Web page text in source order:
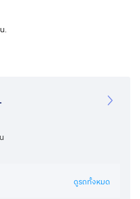
กว่า 20 สถาบันการเงิน
มีรถให้ใช้ระหว่างซ่อม
คัน
NP300 NAVARA
.
ต์มือสอง
ดูรถทั้งหมด